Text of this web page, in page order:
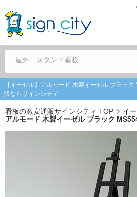
屋外 スタンド看板
【イーゼル】アルモード 木製イーゼル ブラック
販ならサインシティ
看板の激安通販サインシティ TOP
イ
アルモード 木製イーゼル ブラック